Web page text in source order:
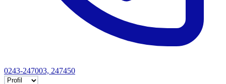
0243-247003, 247450
Selectează tab